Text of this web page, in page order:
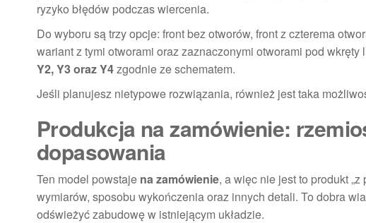
ryzyko błędów podczas wiercenia.
Do wyboru są trzy opcje: front bez otworów, front z czterema
wariant z tymi otworami oraz zaznaczonymi otworami pod
Y2, Y3 oraz Y4zgodnie ze schematem.
Jeśli planujesz nietypowe rozwiązania, również jest taka
Produkcja na zamówienie:
dopasowania
Ten model powstaje na zamówienie, a więc nie jest to produkt
wymiarów, sposobu wykończenia oraz innych detali. To dobra
odświeżyć zabudowę w istniejącym układzie.